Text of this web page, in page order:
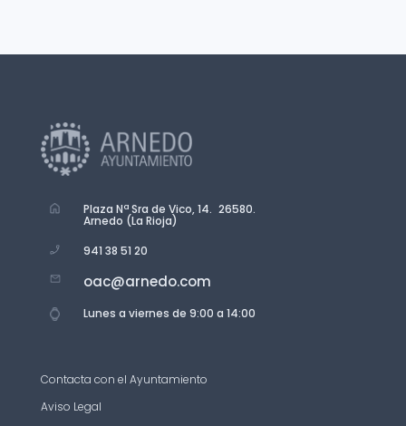
Plaza Nª Sra de Vico, 14. 26580.
Arnedo (La Rioja)
941 38 51 20
oac@arnedo.com
Lunes a viernes de 9:00 a 14:00
Contacta con el Ayuntamiento
Aviso Legal